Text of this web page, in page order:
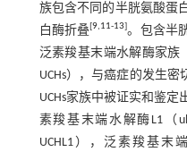
族包含不同的半胱氨酸蛋
白酶折叠[9,11-13]。包含半
泛素羧基末端水解酶家族（
UCHs），与癌症的发生密
UCHs家族中被证实和鉴
素羧基末端水解酶L1（
UCHL1），泛素羧基末